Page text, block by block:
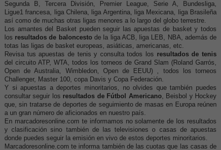
Segunda B, Tercera División, Premier League, Serie A, Bundesliga,
Ligue1 francesa, liga Chilena, liga Argentina, liga Mexicana, liga Brasileña
así como de muchas otras ligas menores a lo largo del globo terrestre.
Los amantes del Basket pueden seguir las apuestas de basket y todos
los resultados de baloncestode la liga ACB, liga LEB, NBA, además de
totas las ligas de basket europeas, asiáticas, americanas, etc.
Revisa tus apuestas de tenis y consulta todos los resultados de tenis
del circuito ATP, WTA, todos los torneos de Grand Slam (Roland Garrós,
Open de Australia, Wimbledon, Open de EEUU) , todos los torneos
Challenger, Master 100, copa Davis y Copa Federación.
Y si apuestas a deportes minoritarios, no olvides que también puedes
consultar seguir los resultados de Fútbol Americano, Beisbol y Hockey
que, sin tratarse de deportes de seguimiento de masas en Europa reúnen
a un gran número de aficionados en nuestro país.
En marcadoresonline.com te informamos no solamente de los resultados
y clasificación sino también de las televisiones o casas de apuestas
donde puedes seguir la emisión en vivo de estos deportes minoritarios.
Marcadoresonline.com te informa también de las cuotas que las casas de